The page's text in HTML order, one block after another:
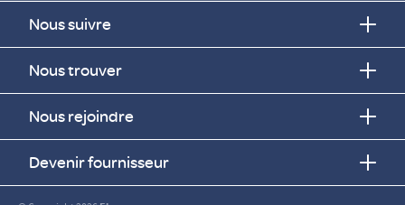
Nous suivre
Nous trouver
Nous rejoindre
Devenir fournisseur